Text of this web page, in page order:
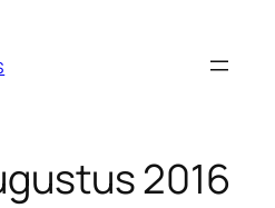
2016